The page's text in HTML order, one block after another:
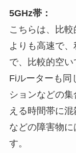
5GHz帯：
こちらは、比
よりも高速で
で、比較的空
Fiルーターも同
ションなどの
える時間帯に
などの障害物
す。